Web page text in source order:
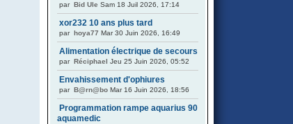
par Bid Ule Sam 18 Juil 2026, 17:14
xor232 10 ans plus tard
par hoya77 Mar 30 Juin 2026, 16:49
Alimentation électrique de secours
par Réciphael Jeu 25 Juin 2026, 05:52
Envahissement d'ophiures
par B@rn@bo Mar 16 Juin 2026, 18:56
Programmation rampe aquarius 90
aquamedic